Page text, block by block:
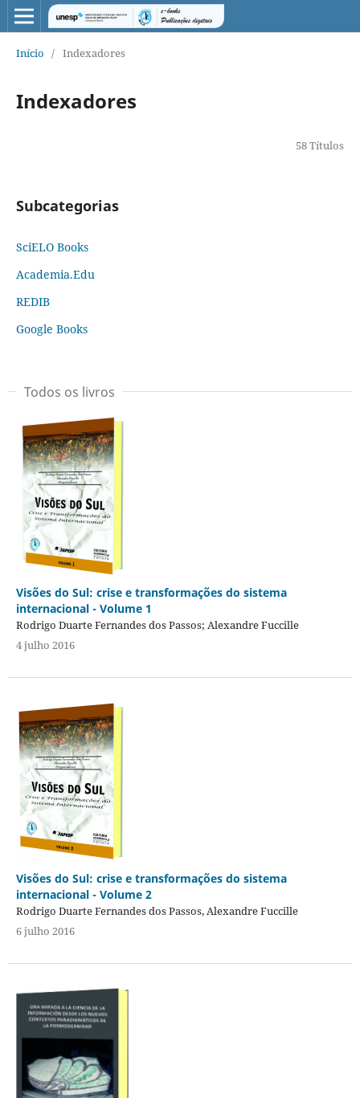
Início / Indexadores
Indexadores
58 Títulos
Subcategorias
SciELO Books
Academia.Edu
REDIB
Google Books
Todos os livros
Visões do Sul: crise e transformações do sistema
internacional - Volume 1
Rodrigo Duarte Fernandes dos Passos; Alexandre Fuccille
4 julho 2016
Visões do Sul: crise e transformações do sistema
internacional - Volume 2
Rodrigo Duarte Fernandes dos Passos, Alexandre Fuccille
6 julho 2016